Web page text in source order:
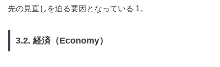
先の見直しを迫る要因となっている 1。
3.2. 経済（Economy）